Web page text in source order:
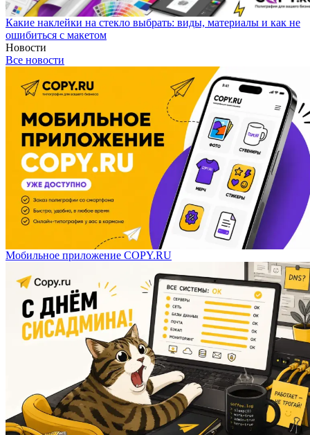
Какие наклейки на стекло выбрать: виды, материалы и как не
ошибиться с макетом
Новости
Все новости
Мобильное приложение COPY.RU